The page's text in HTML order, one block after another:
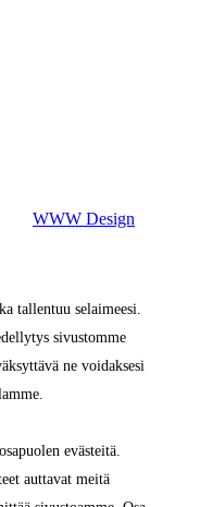
WWW Design
tallentuu selaimeesi.
sivustomme
ne voidaksesi
evästeitä.
auttavat meitä